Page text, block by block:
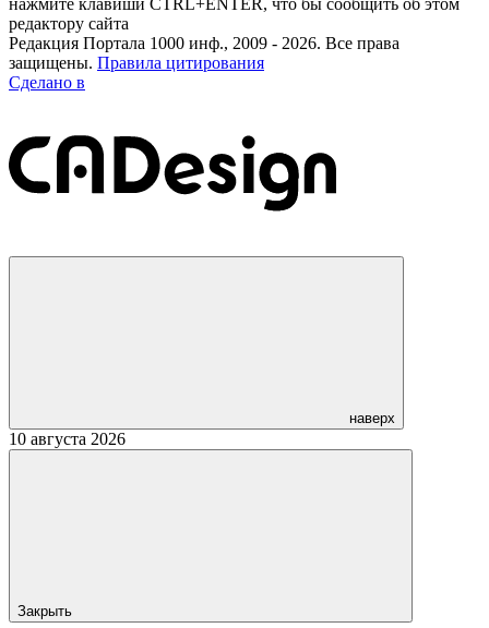
редактору сайта
Редакция Портала 1000 инф., 2009 - 2026. Все права
защищены. Правила цитирования
Сделано в
наверх
10 августа 2026
Закрыть